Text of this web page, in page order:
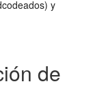
y
de